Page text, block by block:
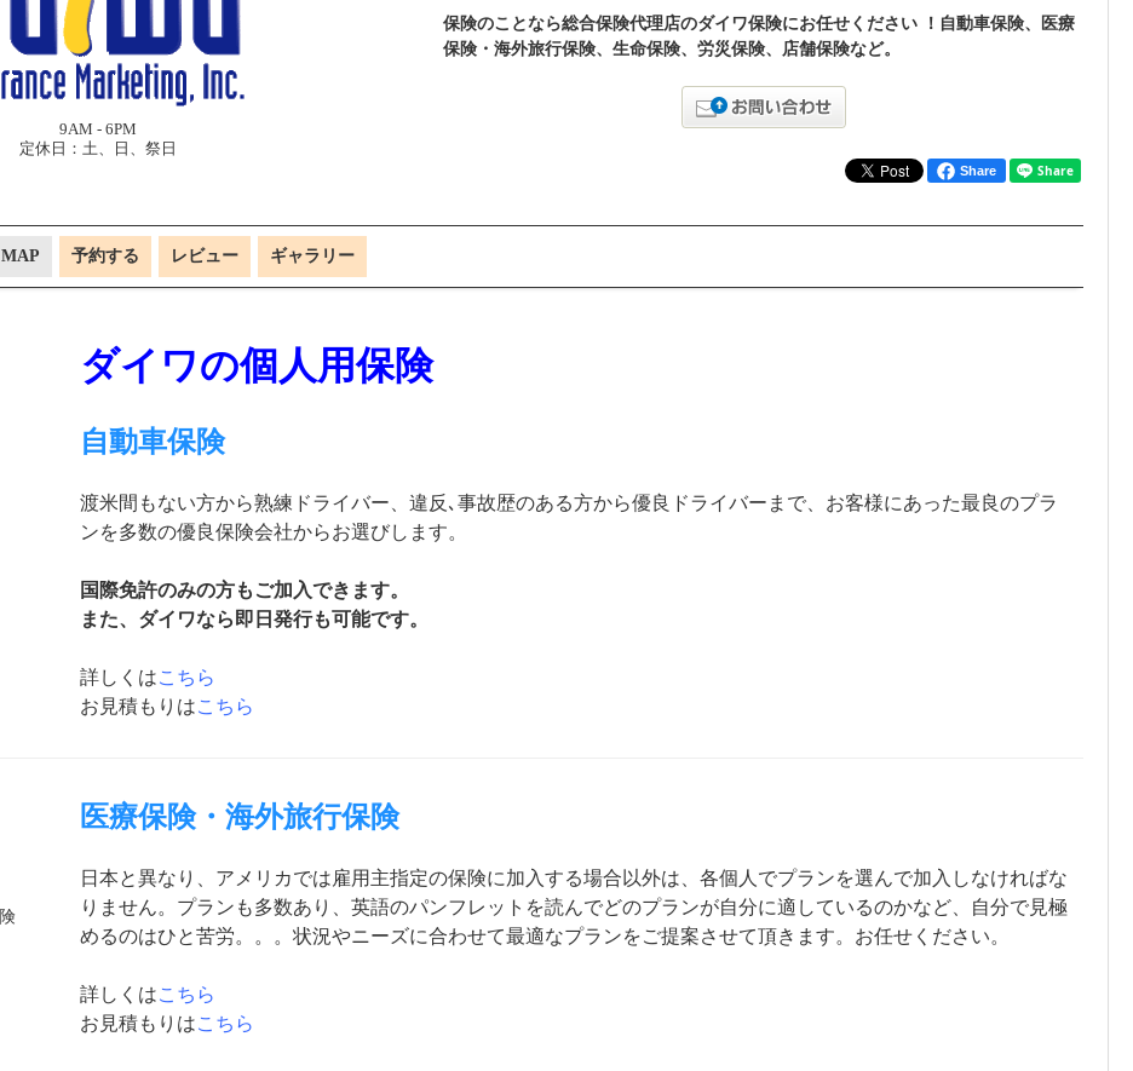
9AM - 6PM
定休日：土、日、祭日
保険のことなら総合保険代理店のダイワ保険にお任せください ！自動車保険、医療
保険・海外旅行保険、生命保険、労災保険、店舗保険など。
Share
MAP 予約する レビュー ギャラリー
ダイワの個人用保険
自動車保険
渡米間もない方から熟練ドライバー、違反､事故歴のある方から優良ドライバーまで、お客様にあった最良のプラ
ンを多数の優良保険会社からお選びします。
国際免許のみの方もご加入できます。
また、ダイワなら即日発行も可能です。
詳しくはこちら
お見積もりはこちら
医療保険・海外旅行保険
日本と異なり、アメリカでは雇用主指定の保険に加入する場合以外は、各個人でプランを選んで加入しなければな
りません。プランも多数あり、英語のパンフレットを読んでどのプランが自分に適しているのかなど、自分で見極
めるのはひと苦労。。。状況やニーズに合わせて最適なプランをご提案させて頂きます。お任せください。
詳しくはこちら
お見積もりはこちら